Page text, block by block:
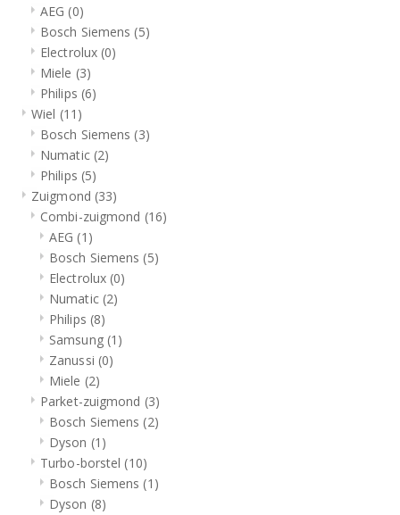
AEG (0)
Bosch Siemens (5)
Electrolux (0)
Miele (3)
Philips (6)
Wiel (11)
Bosch Siemens (3)
Numatic (2)
Philips (5)
Zuigmond (33)
Combi-zuigmond (16)
AEG (1)
Bosch Siemens (5)
Electrolux (0)
Numatic (2)
Philips (8)
Samsung (1)
Zanussi (0)
Miele (2)
Parket-zuigmond (3)
Bosch Siemens (2)
Dyson (1)
Turbo-borstel (10)
Bosch Siemens (1)
Dyson (8)